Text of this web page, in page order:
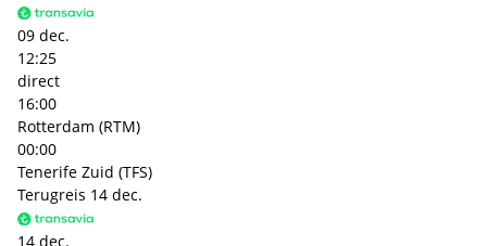
09 dec.
12:25
direct
16:00
Rotterdam (RTM)
00:00
Tenerife Zuid (TFS)
Terugreis 14 dec.
14 dec.